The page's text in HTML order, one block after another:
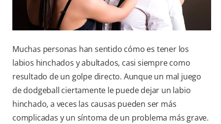
SUSCRÍBETE
Muchas personas han sentido cómo es tener los
labios hinchados y abultados, casi siempre como
resultado de un golpe directo. Aunque un mal juego
de dodgeball ciertamente le puede dejar un labio
hinchado, a veces las causas pueden ser más
complicadas y un síntoma de un problema más grave.